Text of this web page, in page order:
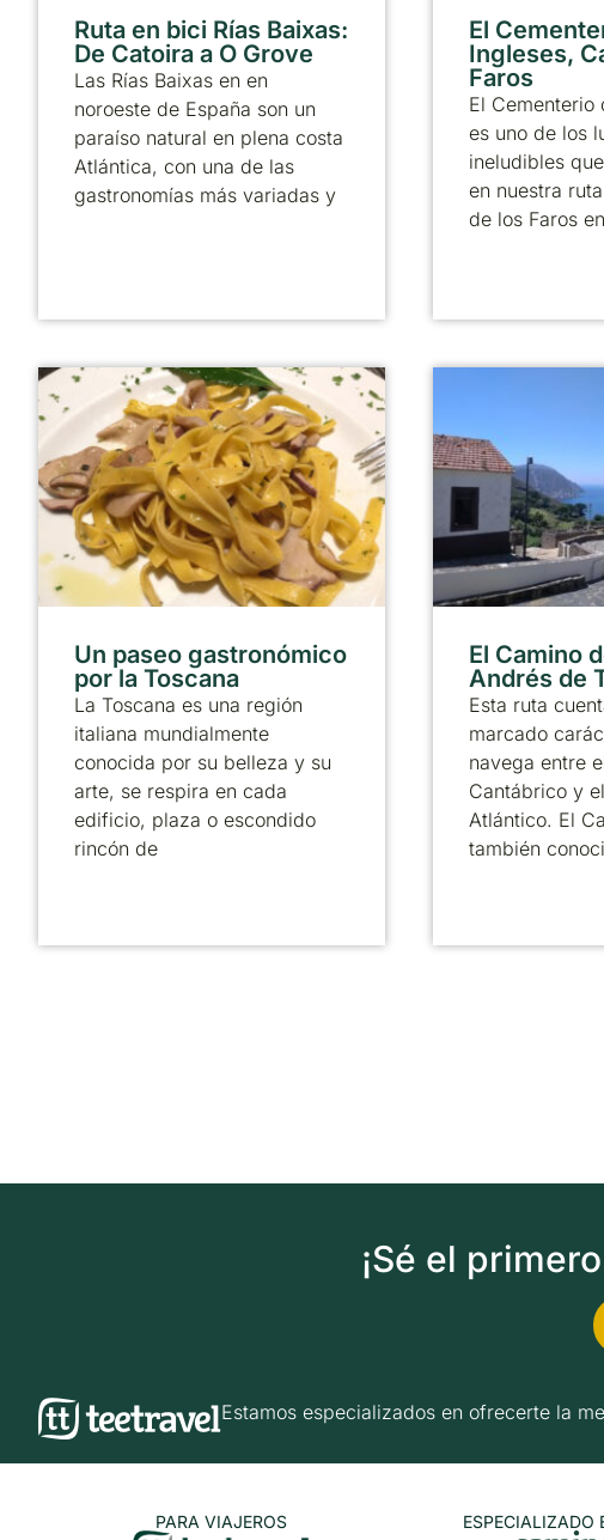
Ruta en bici Rías Baixas:
De Catoira a O Grove
Las Rías Baixas en en
noroeste de España son un
paraíso natural en plena costa
Atlántica, con una de las
gastronomías más variadas y
El
Ingleses,
Faros
El Cementerio
es uno de los
ineludibles
en nuestra
de los Faros
Un paseo gastronómico
por la Toscana
La Toscana es una región
italiana mundialmente
conocida por su belleza y su
arte, se respira en cada
edificio, plaza o escondido
rincón de
El Camino
Andrés de
Esta ruta
marcado
navega entre
Cantábrico y
Atlántico. El
también
¡Sé el
Estamos especializados en ofrecerte la
PARA VIAJEROS ESPECIALIZADO